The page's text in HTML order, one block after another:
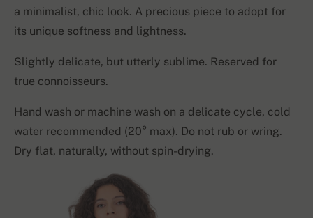
a minimalist, chic look. A precious piece to adopt for
its unique softness and lightness.
Slightly delicate, but utterly sublime. Reserved for
true connoisseurs.
Hand wash or machine wash on a delicate cycle, cold
water recommended (20° max). Do not rub or wring.
Dry flat, naturally, without spin-drying.